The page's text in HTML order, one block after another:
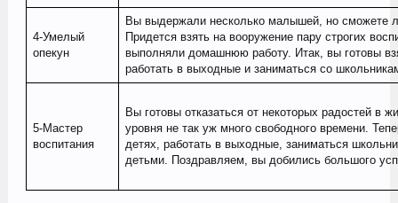
4-Умелый
опекун
Вы выдержали несколько малышей, но сможете
Придется взять на вооружение пару строгих
выполняли домашнюю работу. Итак, вы готовы
работать в выходные и заниматься со
5-Мастер
воспитания
Вы готовы отказаться от некоторых радостей в
уровня не так уж много свободного времени.
детях, работать в выходные, заниматься
детьми. Поздравляем, вы добились большого